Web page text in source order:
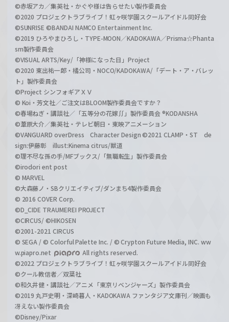
©赤坂アカ／集英社・かぐや様は告らせたい製作委員会
©2020 プロジェクトラブライブ！虹ヶ咲学園スクールアイドル同好会
©SUNRISE ©BANDAI NAMCO Entertainment Inc.
©2019 ひろやまひろし・TYPE-MOON／KADOKAWA／Prisma☆Phanta
sm製作委員会
©VISUAL ARTS/Key/「神様になった日」Project
©2020 東出祐一郎・橘公司・NOCO/KADOKAWA/「デート・ア・バレッ
ト」製作委員会
©Project シンフォギアＸＶ
© Koi・芳文社／ご注文はBLOOM製作委員会ですか？
©春場ねぎ・講談社／「五等分の花嫁∬」製作委員会 ®KODANSHA
©葦原大介／集英社・テレビ朝日・東映アニメーション
©VANGUARD overDress Character Design ©2021 CLAMP・ST de
sign:伊藤彰 illust:Kinema citrus/獣道
©理不尽な孫の手/MFブックス/「無職転生」製作委員会
©irodori ent post
© MARVEL
©大森藤ノ・SBクリエイティブ/ダンまち4製作委員会
© 2016 COVER Corp.
©D_CIDE TRAUMEREI PROJECT
©CIRCUS/ ©HIKOSEN
©2001-2021 CIRCUS
© SEGA / © Colorful Palette Inc. / © Crypton Future Media, INC. ww
w.piapro.net
All rights reserved.
©2022 プロジェクトラブライブ！虹ヶ咲学園スクールアイドル同好会
©クール教信者／双葉社
©和久井健・講談社／アニメ「東京リベンジャーズ」製作委員会
©2019 丸戸史明・深崎暮人・KADOKAWA ファンタジア文庫刊／映画も
冴えない製作委員会
©Disney/Pixar